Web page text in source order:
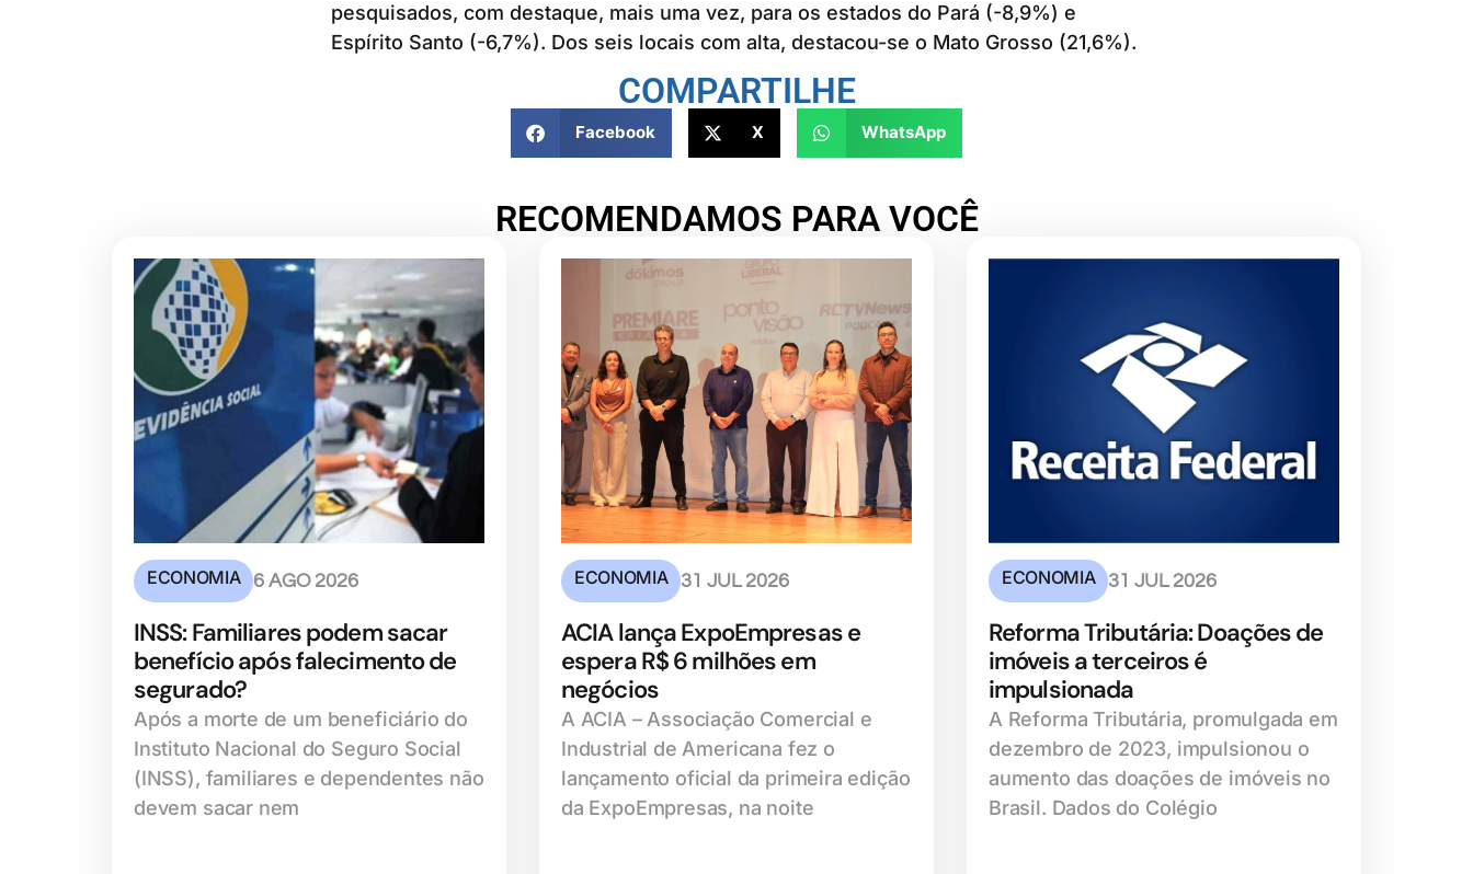
pesquisados, com destaque, mais uma vez, para os estados do Pará (-8,9%) e
Espírito Santo (-6,7%). Dos seis locais com alta, destacou-se o Mato Grosso (21,6%).
COMPARTILHE
Facebook X WhatsApp
RECOMENDAMOS PARA VOCÊ
ECONOMIA 6 AGO 2026
INSS: Familiares podem sacar
benefício após falecimento de
segurado?
Após a morte de um beneficiário do
Instituto Nacional do Seguro Social
(INSS), familiares e dependentes não
devem sacar nem
ECONOMIA 31 JUL 2026
ACIA lança ExpoEmpresas e
espera R$ 6 milhões em
negócios
A ACIA – Associação Comercial e
Industrial de Americana fez o
lançamento oficial da primeira edição
da ExpoEmpresas, na noite
ECONOMIA 31 JUL 2026
Reforma Tributária: Doações de
imóveis a terceiros é
impulsionada
A Reforma Tributária, promulgada em
dezembro de 2023, impulsionou o
aumento das doações de imóveis no
Brasil. Dados do Colégio